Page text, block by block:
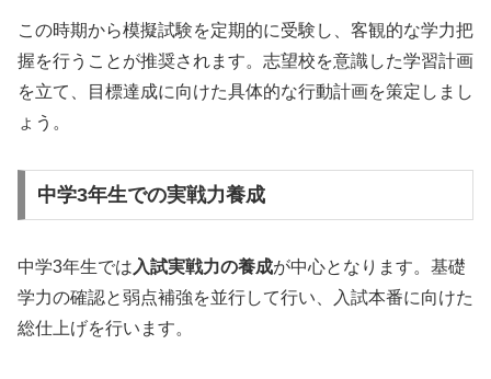
この時期から模擬試験を定期的に受験し、客観的な学力把
握を行うことが推奨されます。志望校を意識した学習計画
を立て、目標達成に向けた具体的な行動計画を策定しまし
ょう。
中学3年生での実戦力養成
中学3年生では 入試実戦力の養成が中心となります。基礎
学力の確認と弱点補強を並行して行い、入試本番に向けた
総仕上げを行います。